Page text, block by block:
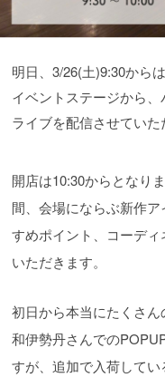
明日、3/26(土)9:30から
イベントステージから
ライブを配信させていた
開店は10:30からとなり
間、会場にならぶ新作
すめポイント、コーデ
いただきます。
初日から本当にたくさ
和伊勢丹さんでの
すが、追加で入荷して